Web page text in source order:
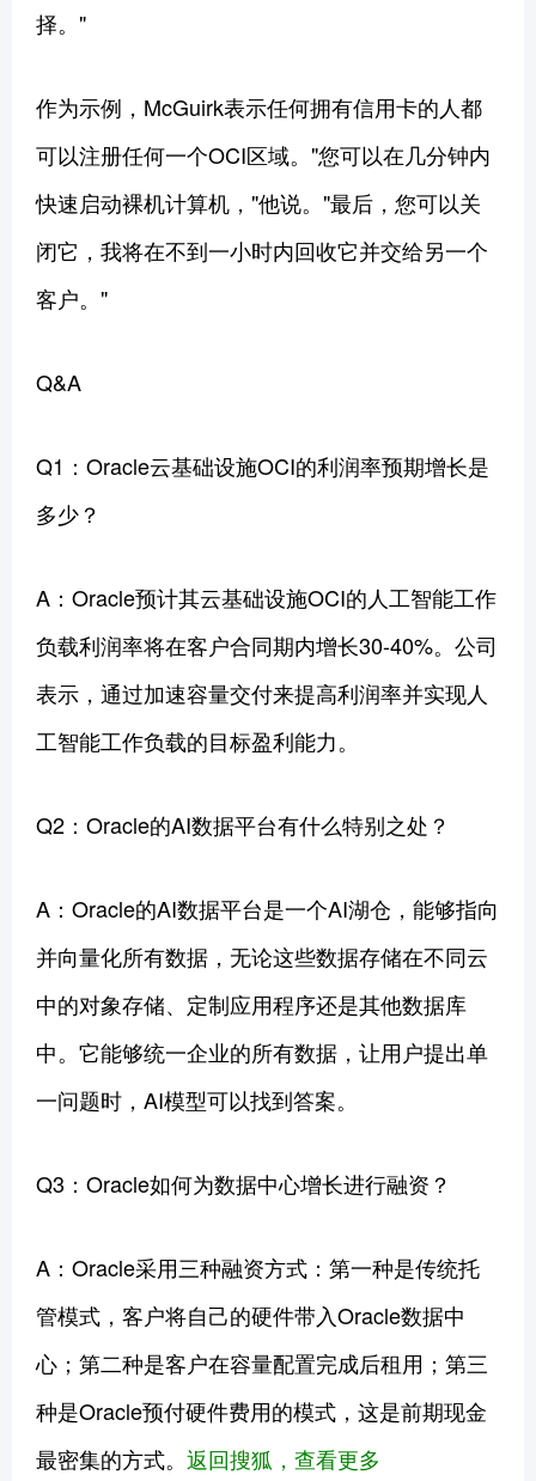
择。"
作为示例，McGuirk表示任何拥有信用卡的人都
可以注册任何一个OCI区域。"您可以在几分钟内
快速启动裸机计算机，"他说。"最后，您可以关
闭它，我将在不到一小时内回收它并交给另一个
客户。"
Q&A
Q1：Oracle云基础设施OCI的利润率预期增长是
多少？
A：Oracle预计其云基础设施OCI的人工智能工作
负载利润率将在客户合同期内增长30-40%。公司
表示，通过加速容量交付来提高利润率并实现人
工智能工作负载的目标盈利能力。
Q2：Oracle的AI数据平台有什么特别之处？
A：Oracle的AI数据平台是一个AI湖仓，能够指向
并向量化所有数据，无论这些数据存储在不同云
中的对象存储、定制应用程序还是其他数据库
中。它能够统一企业的所有数据，让用户提出单
一问题时，AI模型可以找到答案。
Q3：Oracle如何为数据中心增长进行融资？
A：Oracle采用三种融资方式：第一种是传统托
管模式，客户将自己的硬件带入Oracle数据中
心；第二种是客户在容量配置完成后租用；第三
种是Oracle预付硬件费用的模式，这是前期现金
最密集的方式。 返回搜狐，查看更多